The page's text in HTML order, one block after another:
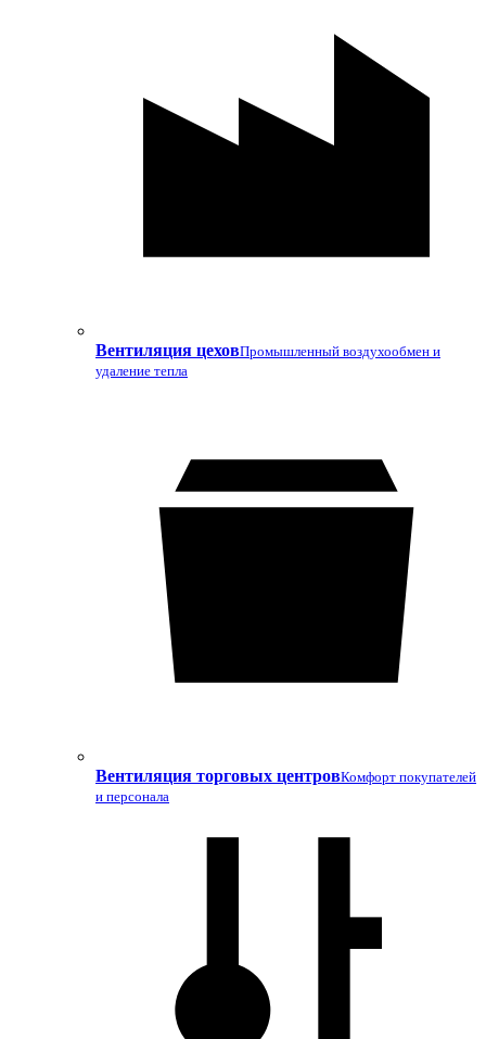
Вентиляция цеховПромышленный воздухообмен и
удаление тепла
Вентиляция торговых центровКомфорт покупателей
и персонала